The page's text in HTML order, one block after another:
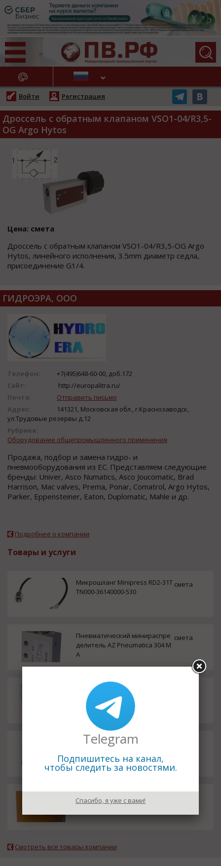
НОВОСТИ
Войти Регистрация
Дроссель с обратным клапаном VSO1-04/R3,5-
OG Argo Hytos
Цена: смета
Дроссель с обратным клапаном VSO1-04/R3,5-OG Argo
Hytos, линейного исполнения, 3.5mm диаметр седла,
присоединение G1/4.
ГИДРОЭРА, ООО
Телефон:
+7(495)648-60-00, доб.172
Сайт:
http://europalitra.ru/
Почта:
Отправить письмо
Адрес:
141321, Московская обл., г.Краснозаводск,
ул.Трудовые резервы д.12
Рубрика:
Оборудование общепромышленного применения
Продажа, подбор и замена гидро- и
пневмооборудования из ЕС. Представляем следующие
бренды: Univer, Asco Numatics, Asco Joucomatic, Brad
Harrison, Mac valves, Prema, Ponar, Comatrol, Argo Hytos,
Parker, Eppensteiner, Eaton, Duplomatic, Mahle и др.
Подробнее о компании
Товары и услуги
Микрошланг Minipress RD2-31T
TN000-36140000-530
смета
Пневматический минираспре
делитель AZ Pneumatica 304 M
A
смета
Насос шестеренный Argo Hyto
s P23-5,8L.61030
Насос шестеренный ZHG P23-
Фильтроэлемент MP Filtri CS-15
0-P25-A
Смотреть все товары компании
Telegram
Подпишитесь на канал,
чтобы следить за новостями.
Спасибо, я уже с вами!